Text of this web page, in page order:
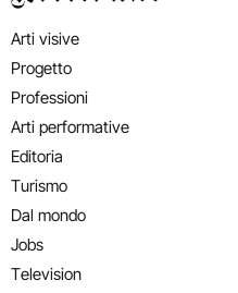
Arti visive
Progetto
Professioni
Arti performative
Editoria
Turismo
Dal mondo
Jobs
Television